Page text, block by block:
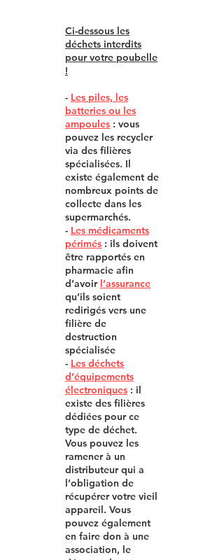
Ci-dessous les
déchets interdits
pour votre poubelle
!
- Les piles, les
batteries ou les
ampoules : vous
pouvez les recycler
via des filières
spécialisées. Il
existe également de
nombreux points de
collecte dans les
supermarchés.
- Les médicaments
périmés : ils doivent
être rapportés en
pharmacie afin
d’avoir l’assurance
qu’ils soient
redirigés vers une
filière de
destruction
spécialisée
- Les déchets
d’équipements
électroniques : il
existe des filières
dédiées pour ce
type de déchet.
Vous pouvez les
ramener à un
distributeur qui a
l’obligation de
récupérer votre vieil
appareil. Vous
pouvez également
en faire don à une
association, le